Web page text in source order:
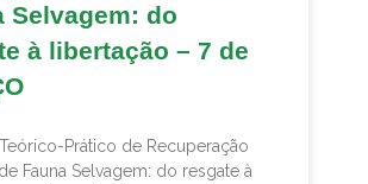
Selvagem: do
à libertação – 7 de
Prático de Recuperação
Fauna Selvagem: do resgate à